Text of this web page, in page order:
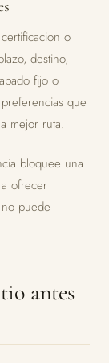
o
destino,
fijo o
que
mejor ruta.
bloquee una
ofrecer
puede
antes